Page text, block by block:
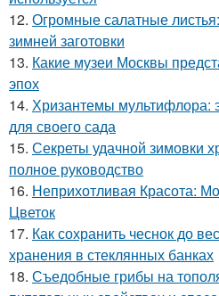
12. Огромные салатные
зимней заготовки
13. Какие музеи Москвы
эпох
14. Хризантемы мультифлора:
для своего сада
15. Секреты удачной зимовки
полное руководство
16. Неприхотливая Красота:
Цветок
17. Как сохранить чеснок до
хранения в стеклянных банках
18. Съедобные грибы на